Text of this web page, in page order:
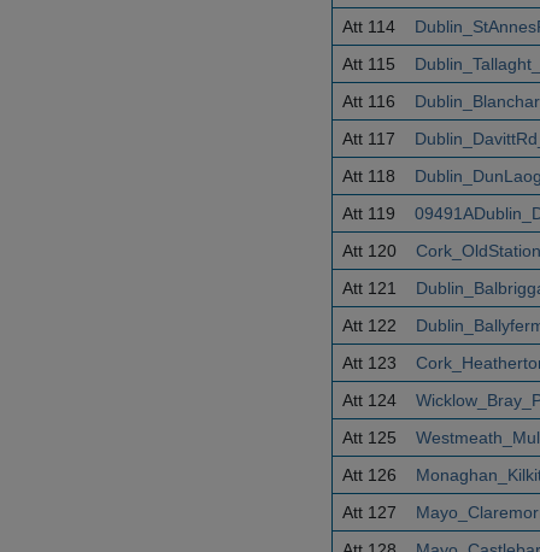
Att 114
Att 115
Att 116
Att 117
Att 118
Att 119
Att 120
Att 121
Att 122
Att 123
Att 124
Att 125
Att 126
Att 127